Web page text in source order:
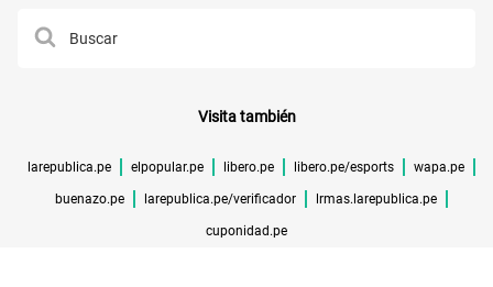
Visita también
larepublica.pe elpopular.pe libero.pe libero.pe/esports wapa.pe
buenazo.pe larepublica.pe/verificador lrmas.larepublica.pe
cuponidad.pe